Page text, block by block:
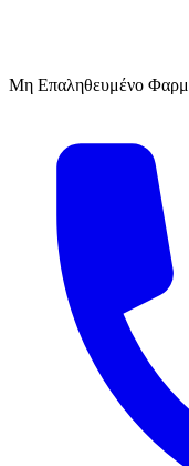
Μη Επαληθευμένο